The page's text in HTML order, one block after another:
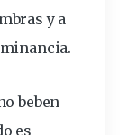
y a
beben
es